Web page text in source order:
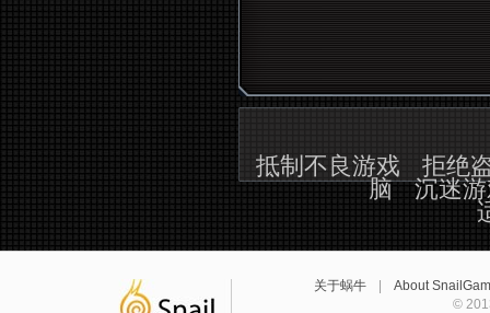
抵制不良游戏
拒绝
脑
沉迷
关于蜗牛
About
©